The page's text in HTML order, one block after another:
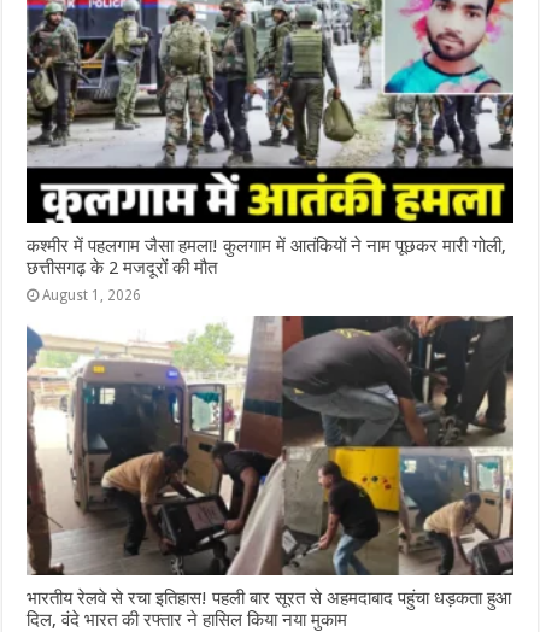
कश्‍मीर में पहलगाम जैसा हमला! कुलगाम में आतंकियों ने नाम पूछकर मारी गोली,
छत्तीसगढ़ के 2 मजदूरों की मौत
August 1, 2026
भारतीय रेलवे से रचा इतिहास! पहली बार सूरत से अहमदाबाद पहुंचा धड़कता हुआ
दिल, वंदे भारत की रफ्तार ने हासिल किया नया मुकाम